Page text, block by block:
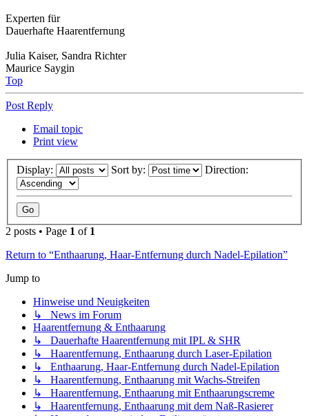
Experten für
Dauerhafte Haarentfernung
Julia Kaiser, Sandra Richter
Maurice Saygin
Top
Post Reply
Email topic
Print view
Display: Sort by: Direction:
2 posts • Page 1 of 1
Return to “Enthaarung, Haar-Entfernung durch Nadel-Epilation”
Jump to
Hinweise und Neuigkeiten
↳ News im Forum
Haarentfernung & Enthaarung
↳ Dauerhafte Haarentfernung mit IPL & SHR
↳ Haarentfernung, Enthaarung durch Laser-Epilation
↳ Enthaarung, Haar-Entfernung durch Nadel-Epilation
↳ Haarentfernung, Enthaarung mit Wachs-Streifen
↳ Haarentfernung, Enthaarung mit Enthaarungscreme
↳ Haarentfernung, Enthaarung mit dem Naß-Rasierer